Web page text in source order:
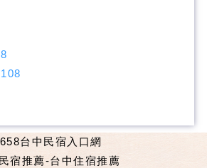
台中民宿入口網
宿推薦-台中住宿推薦